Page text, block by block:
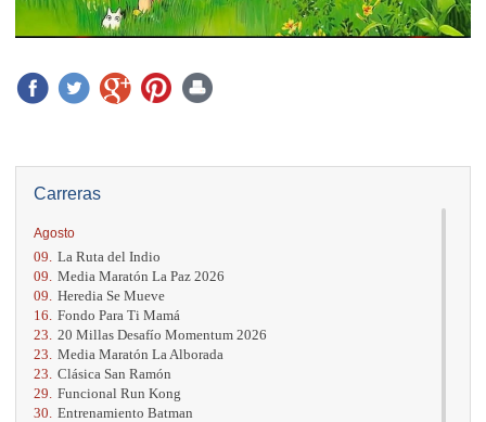
Carreras
Agosto
09. La Ruta del Indio
09. Media Maratón La Paz 2026
09. Heredia Se Mueve
16. Fondo Para Ti Mamá
23. 20 Millas Desafío Momentum 2026
23. Media Maratón La Alborada
23. Clásica San Ramón
29. Funcional Run Kong
30. Entrenamiento Batman